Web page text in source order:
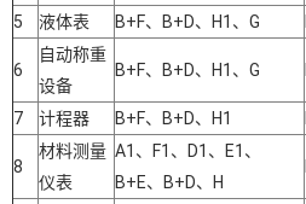
5
液体表 B+F、B+D、H1、G
6
自动称重
设备
B+F、B+D、H1、G
7 计程器 B+F、B+D、H1
8
材料测量
仪表
A1、F1、D1、E1、
B+E、B+D、H